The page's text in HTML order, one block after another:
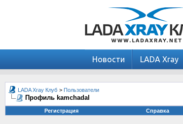
Новости LADA Xray
LADA Xray Клуб > Пользователи
Профиль kamchadal
Регистрация
Справка